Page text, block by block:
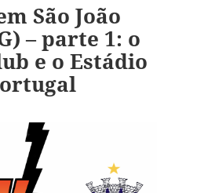
São João
– parte 1: o
e o Estádio